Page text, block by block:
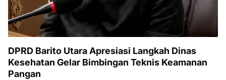
DPRD Barito Utara Apresiasi Langkah Dinas
Kesehatan Gelar Bimbingan Teknis Keamanan
Pangan